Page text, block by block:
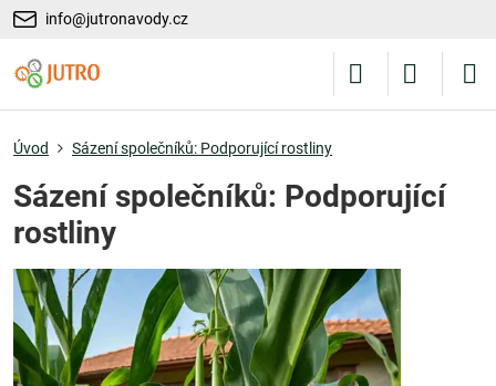
info@jutronavody.cz
Úvod Sázení společníků: Podporující rostliny
Sázení společníků: Podporující
rostliny